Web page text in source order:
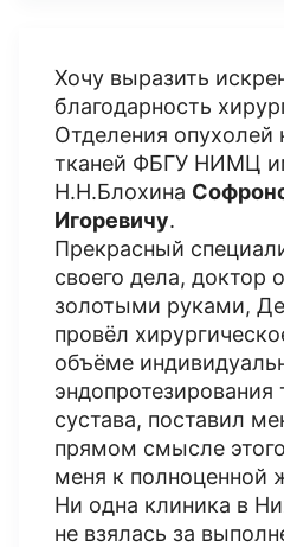
Хочу выразить
благодарность
Отделения опухолей
тканей ФБГУ НИМЦ
Н.Н.Блохина
Игоревичу.
Прекрасный
своего дела, доктор
золотыми руками,
провёл
объёме
эндопротезирования
сустава, поставил
прямом смысле
меня к полноценной
Ни одна клиника в
не взялась за